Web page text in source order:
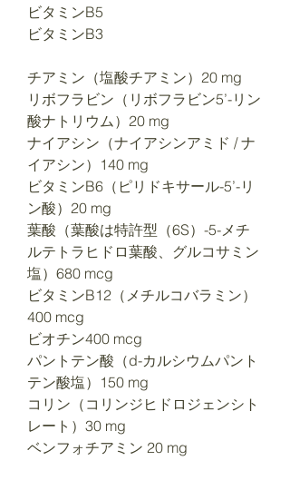
ビタミンB5
ビタミンB3
チアミン（塩酸チアミン）20 mg
リボフラビン（リボフラビン5’-リン
酸ナトリウム）20 mg
ナイアシン（ナイアシンアミド / ナ
イアシン）140 mg
ビタミンB6（ピリドキサール-5’-リ
ン酸）20 mg
葉酸（葉酸は特許型（6S）-5-メチ
ルテトラヒドロ葉酸、グルコサミン
塩）680 mcg
ビタミンB12（メチルコバラミン）
400 mcg
ビオチン400 mcg
パントテン酸（d-カルシウムパント
テン酸塩）150 mg
コリン（コリンジヒドロジェンシト
レート）30 mg
ベンフォチアミン 20 mg